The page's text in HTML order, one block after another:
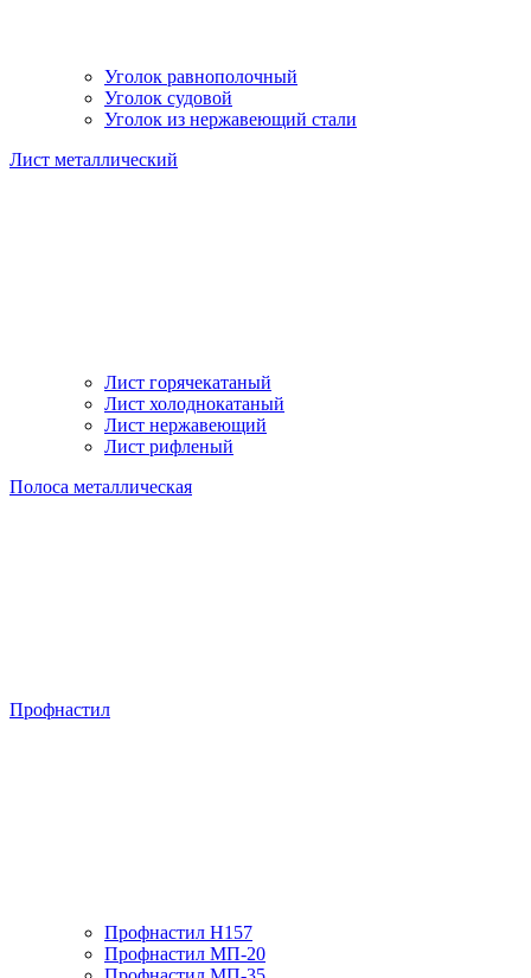
Уголок равнополочный
Уголок судовой
Уголок из нержавеющий стали
Лист металлический
Лист горячекатаный
Лист холоднокатаный
Лист нержавеющий
Лист рифленый
Полоса металлическая
Профнастил
Профнастил H157
Профнастил МП-20